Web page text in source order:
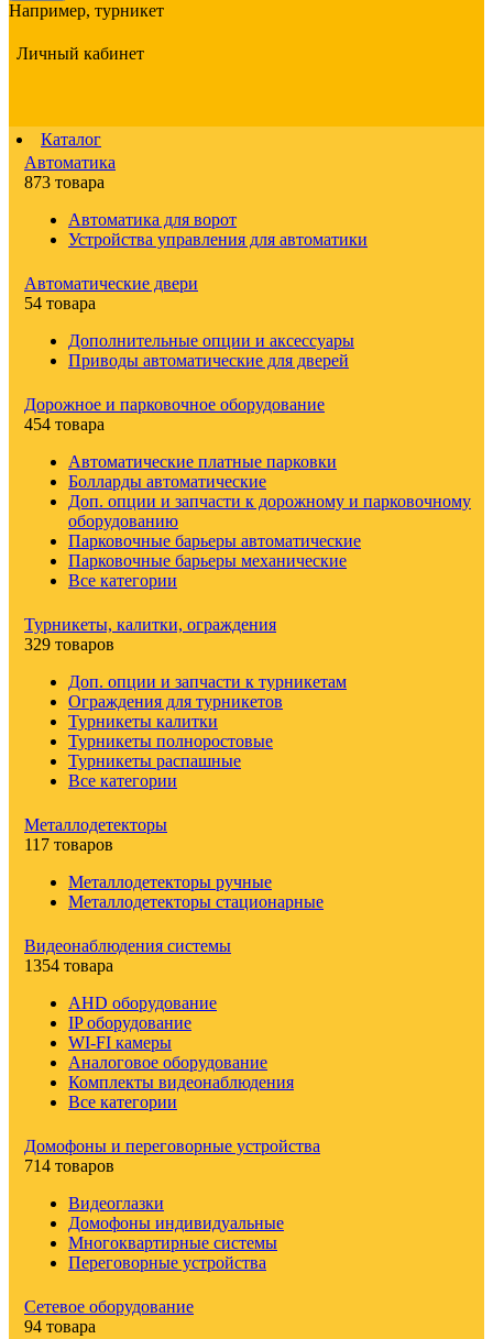
Например, турникет
Личный кабинет
Каталог
Автоматика
873 товара
Автоматика для ворот
Устройства управления для автоматики
Автоматические двери
54 товара
Дополнительные опции и аксессуары
Приводы автоматические для дверей
Дорожное и парковочное оборудование
454 товара
Автоматические платные парковки
Болларды автоматические
Доп. опции и запчасти к дорожному и парковочному
оборудованию
Парковочные барьеры автоматические
Парковочные барьеры механические
Все категории
Турникеты, калитки, ограждения
329 товаров
Доп. опции и запчасти к турникетам
Ограждения для турникетов
Турникеты калитки
Турникеты полноростовые
Турникеты распашные
Все категории
Металлодетекторы
117 товаров
Металлодетекторы ручные
Металлодетекторы стационарные
Видеонаблюдения cистемы
1354 товара
AHD оборудование
IP оборудование
WI-FI камеры
Аналоговое оборудование
Комплекты видеонаблюдения
Все категории
Домофоны и переговорные устройства
714 товаров
Видеоглазки
Домофоны индивидуальные
Многоквартирные системы
Переговорные устройства
Сетевое оборудование
94 товара